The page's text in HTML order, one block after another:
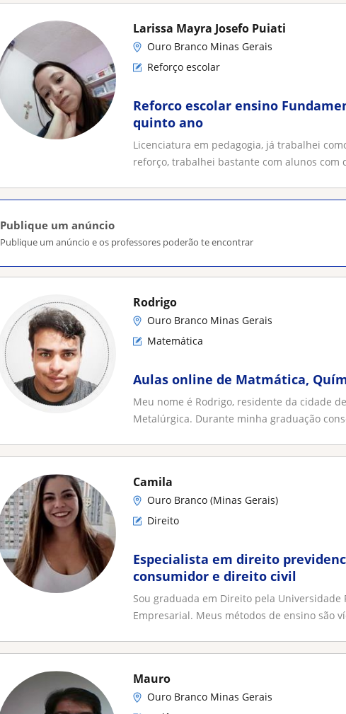
Larissa Mayra Josefo Puiati
Ouro Branco Minas Gerais
Reforço escolar
Reforco escolar ensino
quinto ano
Licenciatura em pedagogia, já trabalhei
reforço, trabalhei bastante com alunos com
Publique um anúncio
Publique um anúncio e os professores poderão te encontrar
Rodrigo
Ouro Branco Minas Gerais
Matemática
Aulas online de Matmática,
Meu nome é Rodrigo, residente da cidade
Metalúrgica. Durante minha graduação
Camila
Ouro Branco (Minas Gerais)
Direito
Especialista em direito
consumidor e direito civil
Sou graduada em Direito pela
Empresarial. Meus métodos de ensino são
Mauro
Ouro Branco Minas Gerais